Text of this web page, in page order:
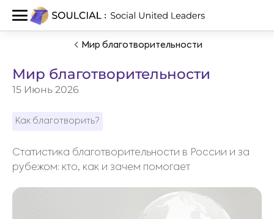
Мир благотворительности
Мир благотворительности
15 Июнь 2026
Как благотворить?
Статистика благотворительности в России и за
рубежом: кто, как и зачем помогает